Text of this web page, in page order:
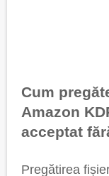
Cum
Amazon
acceptat
Pregătirea